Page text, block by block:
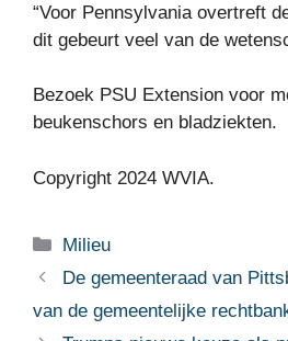
“Voor Pennsylvania overtreft
dit gebeurt veel van de
Bezoek PSU Extension voor
beukenschors en bladziekten.
Copyright 2024 WVIA.
Categorieën
Milieu
De gemeenteraad van
van de gemeentelijke